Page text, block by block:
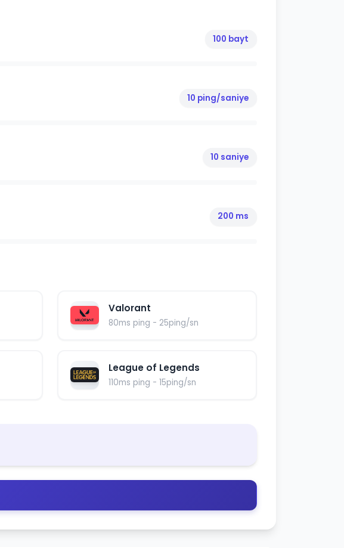
100 bayt
10 ping/saniye
10 saniye
200 ms
Valorant
80ms ping - 25ping/sn
League of Legends
110ms ping - 15ping/sn